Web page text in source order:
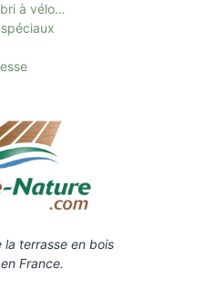
à vélo…
terrasse en bois
France.